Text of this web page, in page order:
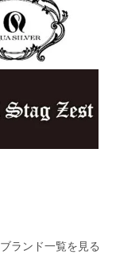
ブランド一覧を見る